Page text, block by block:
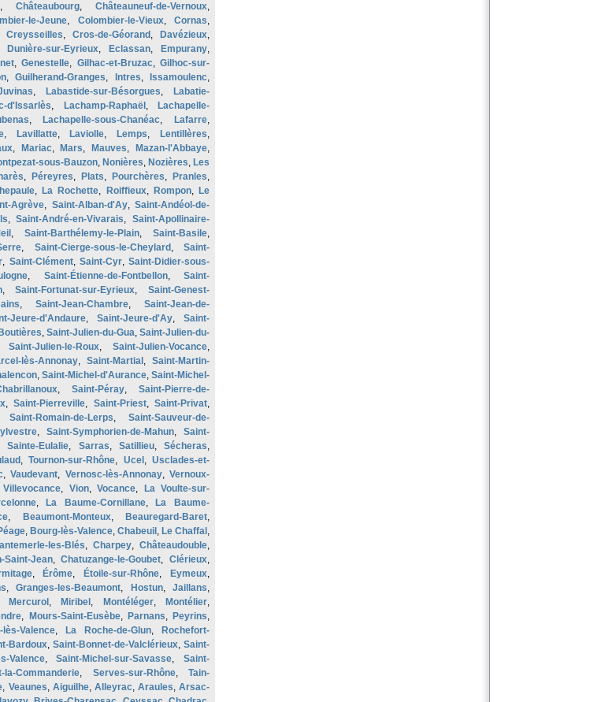
, Châteaubourg, Châteauneuf-de-Vernoux,
le-Jeune, Colombier-le-Vieux,Cornas,
Creysseilles, Cros-de-Géorand , Davézieux,
Dunière-sur-Eyrieux, Eclassan, Empurany,
, Genestelle, Gilhac-et-Bruzac, Gilhoc-sur-
, Guilherand-Granges, Intres, Issamoulenc,
, Labastide-sur-Bésorgues,
Labatie-
d'Issarlès, Lachamp-Raphaël ,
Lachapelle-
, Lachapelle-sous-Chanéac, Lafarre,
, Lavillatte, Laviolle, Lemps, Lentillères,
, Mariac, Mars, Mauves, Mazan-l'Abbaye,
sous-Bauzon, Nonières, Nozières, Les
, Péreyres, Plats, Pourchères, Pranles,
, La Rochette, Roiffieux, Rompon, Le
Agrève, Saint-Alban-d'Ay, Saint-Andéol-de-
,Saint-André-en-Vivarais,Saint-Apollinaire-
, Saint-Barthélemy-le-Plain, Saint-Basile,
, Saint-Cierge-sous-le-Cheylard ,Saint-
, Saint-Clément, Saint-Cyr, Saint-Didier-sous-
, Saint-Étienne-de-Fontbellon,Saint-
,Saint-Fortunat-sur-Eyrieux,Saint-Genest-
, Saint-Jean-Chambre, Saint-Jean-de-
Jeure-d'Andaure, Saint-Jeure-d'Ay, Saint-
, Saint-Julien-du-Gua, Saint-Julien-du-
Saint-Julien-le-Roux,Saint-Julien-Vocance,
lès-Annonay, Saint-Martial , Saint-Martin-
, Saint-Michel-d'Aurance, Saint-Michel-
, Saint-Péray, Saint-Pierre-de-
, Saint-Pierreville, Saint-Priest, Saint-Privat,
Saint-Romain-de-Lerps,Saint-Sauveur-de-
, Saint-Symphorien-de-Mahun, Saint-
Sainte-Eulalie, Sarras, Satillieu,Sécheras,
,Tournon-sur-Rhône, Ucel ,Usclades-et-
,Vaudevant, Vernosc-lès-Annonay,Vernoux-
Villevocance, Vion,Vocance,
La Voulte-sur-
, La Baume-Cornillane,
La Baume-
, Beaumont-Monteux, Beauregard-Baret,
, Bourg-lès-Valence, Chabeuil , Le Chaffal ,
les-Blés, Charpey, Châteaudouble,
Saint-Jean,Chatuzange-le-Goubet,Clérieux,
, Érôme, Étoile-sur-Rhône, Eymeux,
,Granges-les-Beaumont, Hostun,Jaillans,
Mercurol , Miribel , Montéléger, Montélier,
, Mours-Saint-Eusèbe, Parnans, Peyrins,
lès-Valence, La Roche-de-Glun,
Rochefort-
Bardoux, Saint-Bonnet-de-Valclérieux, Saint-
Valence,Saint-Michel-sur-Savasse,Saint-
la-Commanderie, Serves-sur-Rhône,Tain-
, Veaunes, Aiguilhe, Alleyrac, Araules, Arsac-